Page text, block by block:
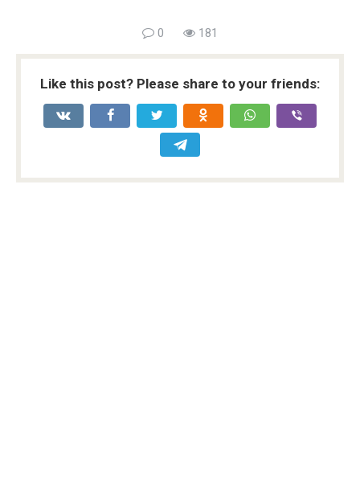
0 181
Like this post? Please share to your friends: